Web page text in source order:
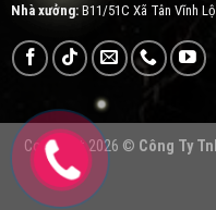
Nhà xưởng:B11/51C Xã Tân Vĩnh
Copyright 2026 © Công Ty